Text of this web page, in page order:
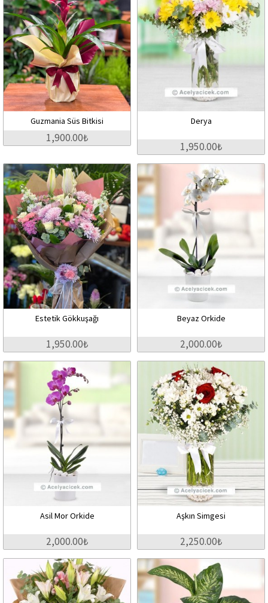
Guzmania Süs Bitkisi
1,900.00₺
Derya
1,950.00₺
Estetik Gökkuşağı
1,950.00₺
Beyaz Orkide
2,000.00₺
Asil Mor Orkide
2,000.00₺
Aşkın Simgesi
2,250.00₺